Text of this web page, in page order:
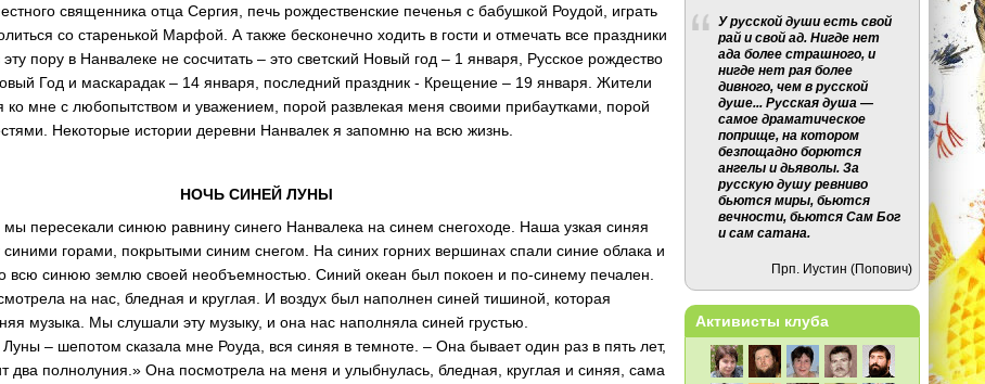
священника отца Сергия, печь рождественские печенья с бабушкой Роудой, играть
со старенькой Марфой. А также бесконечно ходить в гости и отмечать все праздники
пору в Нанвалеке не сосчитать – это светский Новый год – 1 января, Русское рождество
Год и маскарадак – 14 января, последний праздник - Крещение – 19 января. Жители
ко мне с любопытством и уважением, порой развлекая меня своими прибаутками, порой
Некоторые истории деревни Нанвалек я запомню на всю жизнь.
НОЧЬ СИНЕЙ ЛУНЫ
пересекали синюю равнину синего Нанвалека на синем снегоходе. Наша узкая синяя
горами, покрытыми синим снегом. На синих горних вершинах спали синие облака и
всю синюю землю своей необъемностью. Синий океан был покоен и по-синему печален.
на нас, бледная и круглая. И воздух был наполнен синей тишиной, которая
музыка. Мы слушали эту музыку, и она нас наполняла синей грустью.
– шепотом сказала мне Роуда, вся синяя в темноте. – Она бывает один раз в пять лет,
два полнолуния.» Она посмотрела на меня и улыбнулась, бледная, круглая и синяя, сама
У русской души есть свой
рай и свой ад. Нигде нет
ада более страшного, и
нигде нет рая более
дивного, чем в русской
душе... Русская душа —
самое драматическое
поприще, на котором
безпощадно борются
ангелы и дьяволы. За
русскую душу ревниво
бьются миры, бьются
вечности, бьются Сам Бог
и сам сатана.
Прп. Иустин (Попович)
Активисты клуба